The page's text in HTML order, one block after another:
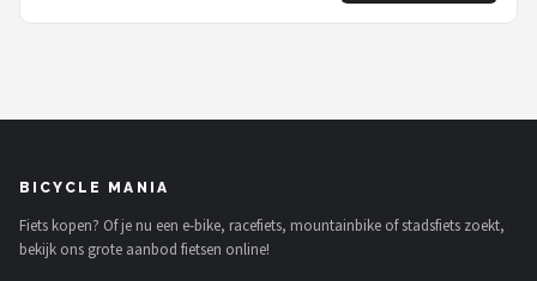
BICYCLE MANIA
Fiets kopen? Of je nu een e-bike, racefiets, mountainbike of stadsfiets zoekt,
bekijk ons grote aanbod fietsen online!